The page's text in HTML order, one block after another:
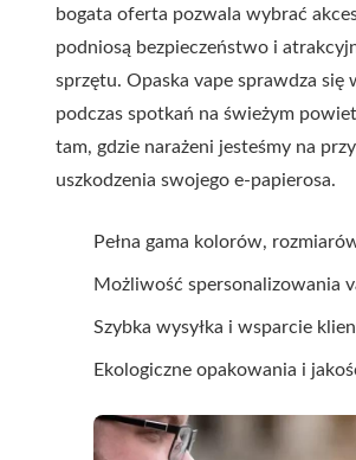
bogata oferta pozwala wybrać
podniosą bezpieczeństwo i
sprzętu. Opaska vape sprawdza się
podczas spotkań na świeżym
tam, gdzie narażeni jesteśmy na
uszkodzenia swojego e-papierosa.
Pełna gama kolorów,
Możliwość spersonalizowania
Szybka wysyłka i wsparcie
Ekologiczne opakowania i